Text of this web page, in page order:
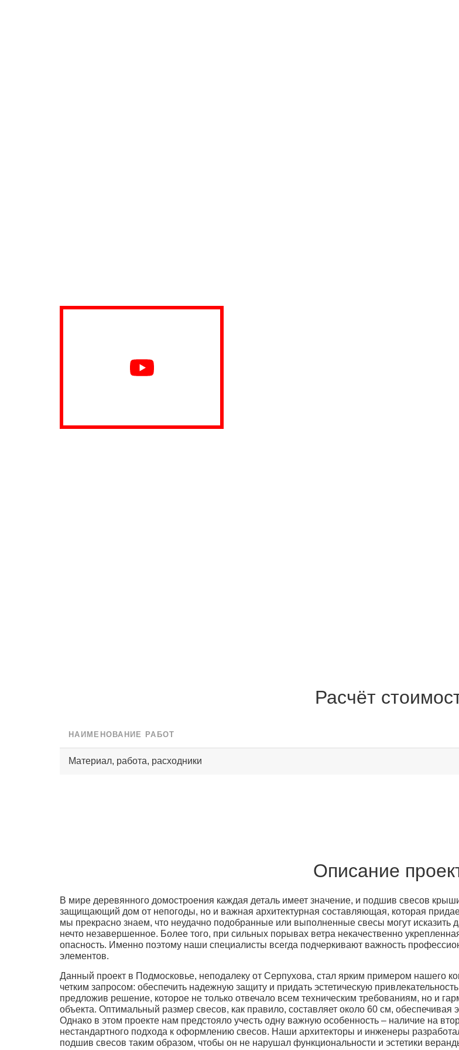
Расчёт
НАИМЕНОВАНИЕ РАБОТ
Материал, работа, расходники
Описание
В мире деревянного домостроения каждая деталь имеет значение, и подшив свесов
защищающий дом от непогоды, но и важная архитектурная составляющая, которая
мы прекрасно знаем, что неудачно подобранные или выполненные свесы могут
нечто незавершенное. Более того, при сильных порывах ветра некачественно
опасность. Именно поэтому наши специалисты всегда подчеркивают важность
элементов.
Данный проект в Подмосковье, неподалеку от Серпухова, стал ярким примером нашего
четким запросом: обеспечить надежную защиту и придать эстетическую
предложив решение, которое не только отвечало всем техническим требованиям, но и
объекта. Оптимальный размер свесов, как правило, составляет около 60 см,
Однако в этом проекте нам предстояло учесть одну важную особенность – наличие на
нестандартного подхода к оформлению свесов. Наши архитекторы и инженеры
подшив свесов таким образом, чтобы он не нарушал функциональности и эстетики